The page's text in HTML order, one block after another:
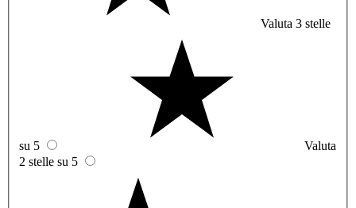
Valuta 3 stelle
su 5
Valuta
2 stelle su 5